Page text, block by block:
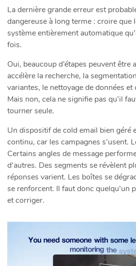
La dernière grande erreur est
dangereuse à long terme : croire que
système entièrement automatique
fois.
Oui, beaucoup d’étapes peuvent être
accélère la recherche, la
variantes, le nettoyage de données
Mais non, cela ne signifie pas qu’il
tourner seule.
Un dispositif de cold email bien géré
continu, car les campagnes s’usent.
Certains angles de message
d’autres. Des segments se révèlent
réponses varient. Les boîtes se
se renforcent. Il faut donc quelqu’un
et corriger.